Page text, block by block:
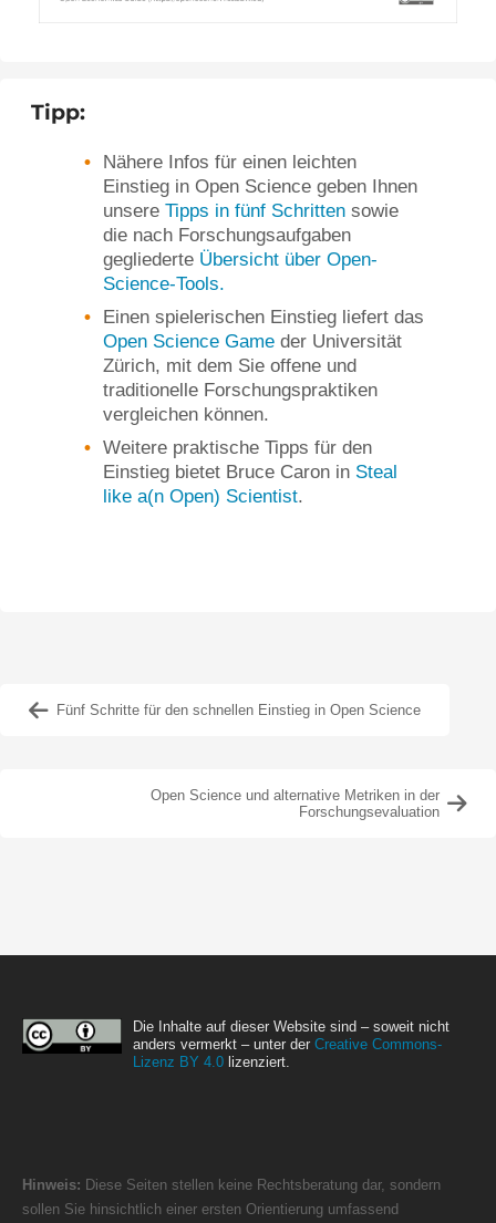
Tipp:
Nähere Infos für einen leichten
Einstieg in Open Science geben Ihnen
unsere Tipps in fünf Schritten sowie
die nach Forschungsaufgaben
gegliederte Übersicht über Open-
Science-Tools.
Einen spielerischen Einstieg liefert das
Open Science Game der Universität
Zürich, mit dem Sie offene und
traditionelle Forschungspraktiken
vergleichen können.
Weitere praktische Tipps für den
Einstieg bietet Bruce Caron in Steal
like a(n Open) Scientist.
Fünf Schritte für den schnellen Einstieg in Open Science
Open Science und alternative Metriken in der
Forschungsevaluation
Die Inhalte auf dieser Website sind – soweit nicht
anders vermerkt – unter der Creative Commons-
Lizenz BY 4.0 lizenziert.
Hinweis: Diese Seiten stellen keine Rechtsberatung dar, sondern
sollen Sie hinsichtlich einer ersten Orientierung umfassend